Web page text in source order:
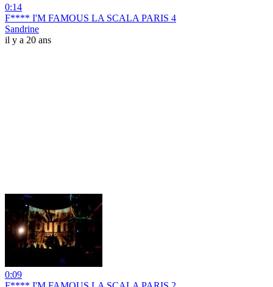
0:14
F**** I'M FAMOUS LA SCALA PARIS 4
Sandrine
il y a 20 ans
0:09